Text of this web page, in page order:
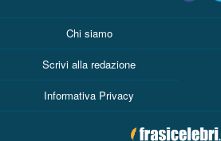
Chi siamo
Scrivi alla redazione
Informativa Privacy